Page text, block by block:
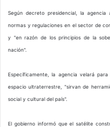
Según decreto presidencial, la
normas y regulaciones en el sector de
y "en razón de los principios de la
nación".
Específicamente, la agencia velará
espacio ultraterrestre, "sirvan de
social y cultural del país".
El gobierno informó que el satélite